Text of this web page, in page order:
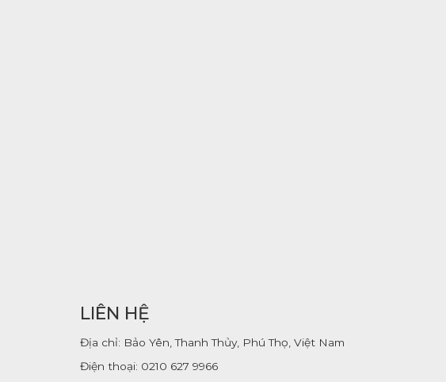
LIÊN HỆ
Địa chỉ: Bảo Yên, Thanh Thủy, Phú Thọ, Việt Nam
Điện thoại: 0210 627 9966